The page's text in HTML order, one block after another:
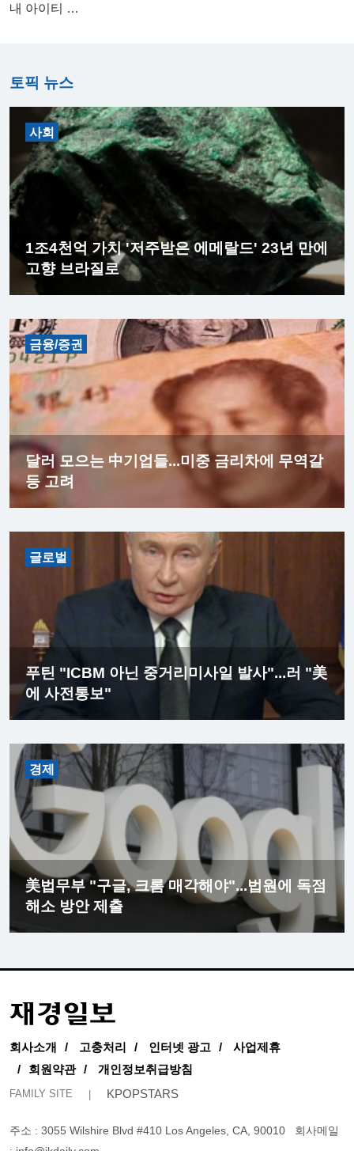
내 아이티 …
토픽 뉴스
사회
1조4천억 가치 '저주받은 에메랄드' 23년 만에
고향 브라질로
금융/증권
달러 모으는 中기업들...미중 금리차에 무역갈
등 고려
글로벌
푸틴 "ICBM 아닌 중거리미사일 발사"...러 "美
에 사전통보"
경제
美법무부 "구글, 크롬 매각해야"...법원에 독점
해소 방안 제출
회사소개 고충처리 인터넷 광고
사업제휴
회원약관
개인정보취급방침
FAMILY SITE KPOPSTARS
주소 : 3055 Wilshire Blvd #410 Los Angeles, CA, 90010 회사메일